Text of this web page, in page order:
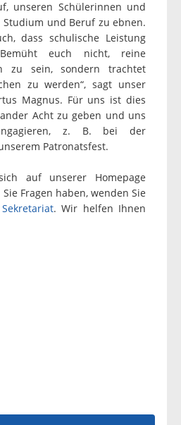
unseren Schülerinnen und
und Beruf zu ebnen.
dass schulische Leistung
euch nicht, reine
zu sein, sondern trachtet
zu werden“, sagt unser
Magnus. Für uns ist dies
Acht zu geben und uns
z. B. bei der
Patronatsfest.
auf unserer Homepage
Fragen haben, wenden Sie
Sekretariat. Wir helfen Ihnen